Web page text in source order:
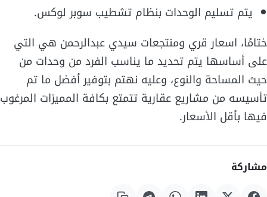
يتم تسليم الوحدات بنظام تشطيب سوبر لوكس.
ختامًا، اسعار قري ومنتجعات سيدي عبدالرحمن هي التي
على أساسها يتم تحديد ما يناسب الفرد من وحدات من
حيث المساحة والنوع، وعليه نهتم بتوفير أفضل ما تم
تأسيسه من مشاريع عقارية تتمتع بكافة المميزات المرغوب
فيها بأقل الأسعار.
مشاركة